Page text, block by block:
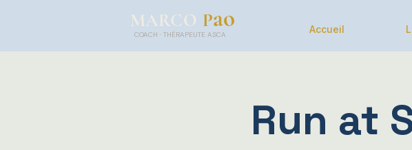
MARCO Pao
COACH · THÉRAPEUTE ASCA Accueil
Run at